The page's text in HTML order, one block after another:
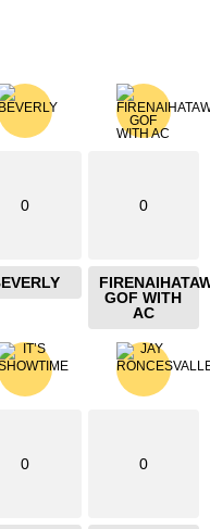
0 0
GOF WITH
AC
0 0